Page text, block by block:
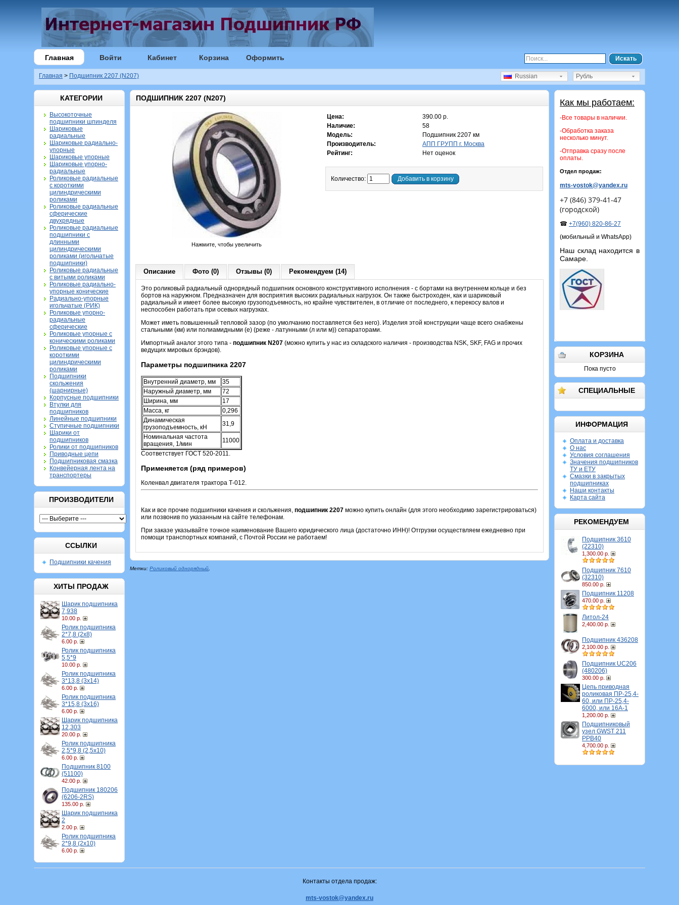
Главная Войти Кабинет Корзина Оформить Искать
Главная > Подшипник 2207 (N207) Рубль
Russian
КАТЕГОРИИ
Высокоточные
подшипники шпинделя
Шариковые
радиальные
Шариковые радиально-
упорные
Шариковые упорные
Шариковые упорно-
радиальные
Роликовые радиальные
с короткими
цилиндрическими
роликами
Роликовые радиальные
сферические
двухрядные
Роликовые радиальные
подшипники с
длинными
цилиндрическими
роликами (игольчатые
подшипники)
Роликовые радиальные
с витыми роликами
Роликовые радиально-
упорные конические
Радиально-упорные
игольчатые (РИК)
Роликовые упорно-
радиальные
сферические
Роликовые упорные с
коническими роликами
Роликовые упорные с
короткими
цилиндрическими
роликами
Подшипники
скольжения
(шарнирные)
Корпусные подшипники
Втулки для
подшипников
Линейные подшипники
Ступичные подшипники
Шарики от
подшипников
Ролики от подшипников
Приводные цепи
Подшипниковая смазка
Конвейерная лента на
транспортеры
ПРОИЗВОДИТЕЛИ
ССЫЛКИ
Подшипники качения
ХИТЫ ПРОДАЖ
Шарик подшипника
7,938
10.00 р.
Ролик подшипника
2*7,8 (2х8)
6.00 р.
Ролик подшипника
5,5*9
10.00 р.
Ролик подшипника
3*13,8 (3х14)
6.00 р.
Ролик подшипника
3*15,8 (3х16)
6.00 р.
Шарик подшипника
12,303
20.00 р.
Ролик подшипника
2,5*9,8 (2,5х10)
6.00 р.
Подшипник 8100
(51100)
42.00 р.
Подшипник 180206
(6206-2RS)
135.00 р.
Шарик подшипника
2
2.00 р.
Ролик подшипника
2*9,8 (2х10)
6.00 р.
Как мы работаем:
-Все товары в наличии.
-Обработка заказа
несколько минут.
-Отправка сразу после
оплаты.
Отдел продаж:
mts-vostok@yandex.ru
+7 (846) 379-41-47
(городской)
☎ +7(960) 820-86-27
(мобильный и WhatsApp)
Наш склад находится в
Самаре.
КОРЗИНА
Пока пусто
СПЕЦИАЛЬНЫЕ
ИНФОРМАЦИЯ
Оплата и доставка
О нас
Условия соглашения
Значения подшипников
ТУ и ЕТУ
Смазки в закрытых
подшипниках
Наши контакты
Карта сайта
РЕКОМЕНДУЕМ
Подшипник 3610
(22310)
1,300.00 р.
Подшипник 7610
(32310)
850.00 р.
Подшипник 11208
470.00 р.
Литол-24
2,400.00 р.
Подшипник 436208
2,100.00 р.
Подшипник UC206
(480206)
300.00 р.
Цепь приводная
роликовая ПР-25,4-
60, или ПР-25,4-
6000, или 16A-1
1,200.00 р.
Подшипниковый
узел GWST 211
PPB40
4,700.00 р.
ПОДШИПНИК 2207 (N207)
Нажмите, чтобы увеличить
Цена:
390.00 р.
Наличие:
58
Модель:
Подшипник 2207 км
Производитель:
АПП ГРУПП г. Москва
Рейтинг:
Нет оценок
Количество: Добавить в корзину
Описание Фото (0) Отзывы (0) Рекомендуем (14)
Это роликовый радиальный однорядный подшипник основного конструктивного исполнения - с бортами на внутреннем кольце и без
бортов на наружном. Предназначен для восприятия высоких радиальных нагрузок. Он также быстроходен, как и шариковый
радиальный и имеет более высокую грузоподъемность, но крайне чувствителен, в отличие от последнего, к перекосу валов и
неспособен работать при осевых нагрузках.
Может иметь повышенный тепловой зазор (по умолчанию поставляется без него). Изделия этой конструкции чаще всего снабжены
стальными (км) или полиамидными (е) (реже - латунными (л или м)) сепараторами.
Импортный аналог этого типа - подшипник N207 (можно купить у нас из складского наличия - производства NSK, SKF, FAG и прочих
ведущих мировых брэндов).
Параметры подшипника 2207
Внутренний диаметр, мм
35
Наружный диаметр, мм
72
Ширина, мм
17
Масса, кг
0,296
Динамическая
грузоподъемность, кН
31,9
Номинальная частота
вращения, 1/мин
11000
Соответствует ГОСТ 520-2011.
Применяется (ряд примеров)
Коленвал двигателя трактора Т-012.
Как и все прочие подшипники качения и скольжения, подшипник 2207 можно купить онлайн (для этого необходимо зарегистрироваться)
или позвонив по указанным на сайте телефонам.
При заказе указывайте точное наименование Вашего юридического лица (достаточно ИНН)! Отгрузки осуществляем ежедневно при
помощи транспортных компаний, с Почтой России не работаем!
Метки: Роликовый однорядный
Контакты отдела продаж:
mts-vostok@yandex.ru